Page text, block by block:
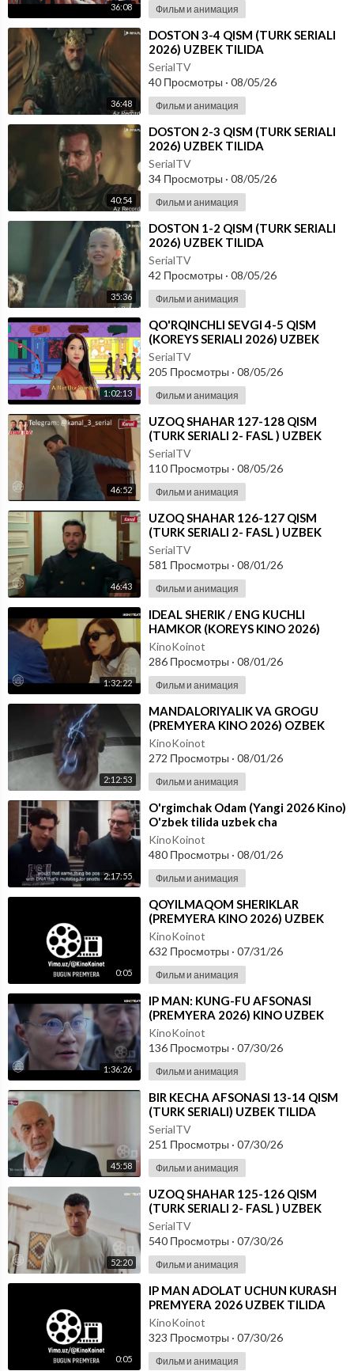
36:08 Фильм и анимация
36:48
⁣DOSTON 3-4 QISM (TURK SERIALI
2026) UZBEK TILIDA
SerialTV
40 Просмотры · 08/05/26
Фильм и анимация
40:54
⁣DOSTON 2-3 QISM (TURK SERIALI
2026) UZBEK TILIDA
SerialTV
34 Просмотры · 08/05/26
Фильм и анимация
35:36
⁣DOSTON 1-2 QISM (TURK SERIALI
2026) UZBEK TILIDA
SerialTV
42 Просмотры · 08/05/26
Фильм и анимация
1:02:13
⁣⁣QO'RQINCHLI SEVGI 4-5 QISM
(KOREYS SERIALI 2026) UZBEK
TILIDA
SerialTV
205 Просмотры · 08/05/26
Фильм и анимация
46:52
⁣UZOQ SHAHAR 127-128 QISM
(TURK SERIALI 2- FASL ) UZBEK
TILIDA
SerialTV
110 Просмотры · 08/05/26
Фильм и анимация
46:43
⁣UZOQ SHAHAR 126-127 QISM
(TURK SERIALI 2- FASL ) UZBEK
TILIDA
SerialTV
581 Просмотры · 08/01/26
Фильм и анимация
1:32:22
⁣IDEAL SHERIK / ENG KUCHLI
HAMKOR (KOREYS KINO 2026)
UZBEK TILIDA
KinoKoinot
286 Просмотры · 08/01/26
Фильм и анимация
2:12:53
⁣MANDALORIYALIK VA GROGU
(PREMYERA KINO 2026) OZBEK
TILIDA
KinoKoinot
272 Просмотры · 08/01/26
Фильм и анимация
2:17:55
⁣O'rgimchak Odam (Yangi 2026 Kino)
O'zbek tilida uzbek cha
KinoKoinot
480 Просмотры · 08/01/26
Фильм и анимация
0:05
⁣QOYILMAQOM SHERIKLAR
(PREMYERA KINO 2026) UZBEK
TILIDA
KinoKoinot
632 Просмотры · 07/31/26
Фильм и анимация
1:36:26
⁣IP MAN: KUNG-FU AFSONASI
(PREMYERA 2026) KINO UZBEK
TILIDA - SKACHAT
KinoKoinot
136 Просмотры · 07/30/26
Фильм и анимация
45:58
⁣BIR KECHA AFSONASI 13-14 QISM
(TURK SERIALI) UZBEK TILIDA
SerialTV
251 Просмотры · 07/30/26
Фильм и анимация
52:20
⁣UZOQ SHAHAR 125-126 QISM
(TURK SERIALI 2- FASL ) UZBEK
TILIDA
SerialTV
540 Просмотры · 07/30/26
Фильм и анимация
0:05
⁣IP MAN ADOLAT UCHUN KURASH
PREMYERA 2026 UZBEK TILIDA
KinoKoinot
323 Просмотры · 07/30/26
Фильм и анимация